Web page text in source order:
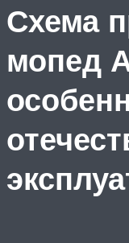
Схема
мопед